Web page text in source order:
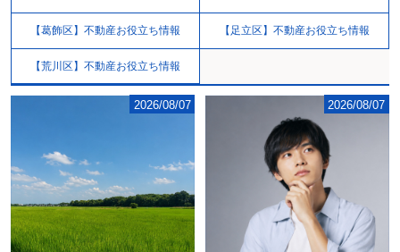
【葛飾区】不動産お役立ち情報 【足立区】不動産お役立ち情報
【荒川区】不動産お役立ち情報
2026/08/07 2026/08/07